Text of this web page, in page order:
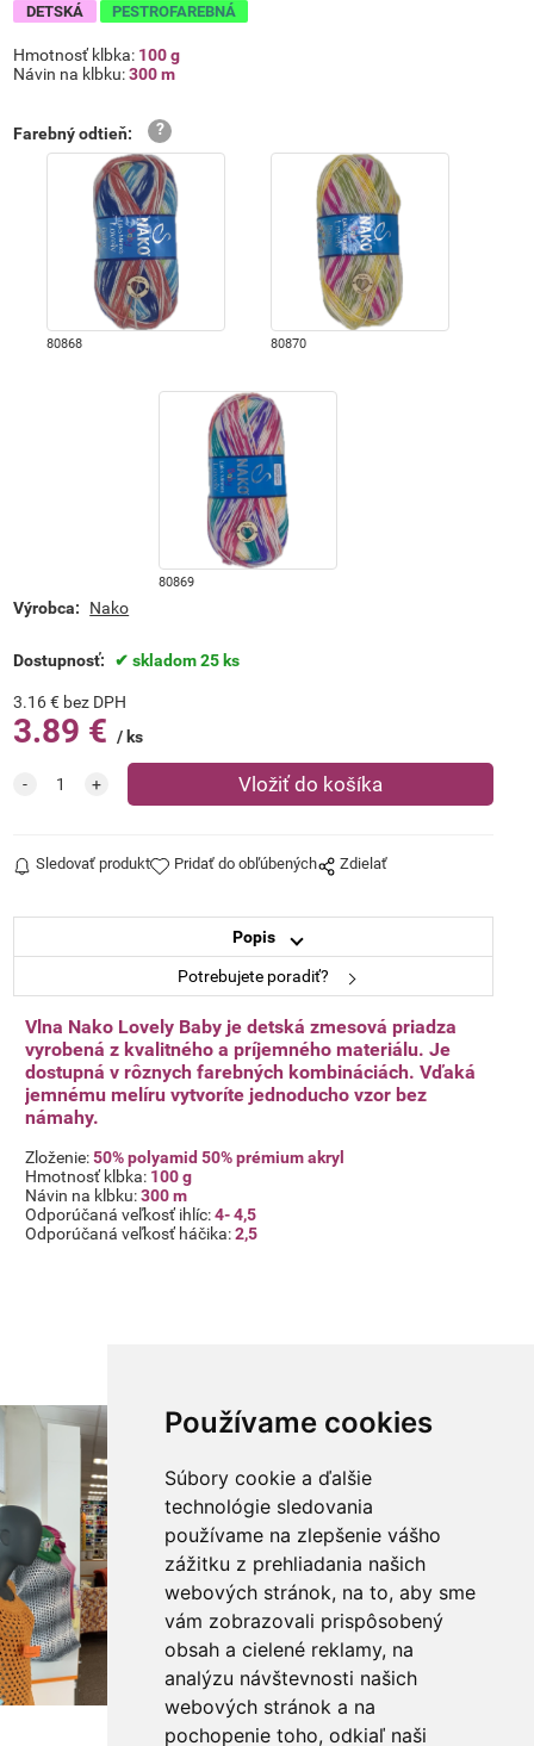
Používame cookies
Súbory cookie a ďalšie
technológie sledovania
používame na zlepšenie vášho
zážitku z prehliadania našich
webových stránok, na to, aby sme
vám zobrazovali prispôsobený
obsah a cielené reklamy, na
analýzu návštevnosti našich
webových stránok a na
pochopenie toho, odkiaľ naši
DETSKÁ PESTROFAREBNÁ
Hmotnosť klbka: 100 g
Návin na klbku:300 m
Farebný odtieň:
80868 80870
80869
Výrobca: Nako
Dostupnosť: skladom 25 ks
3.16€ bez DPH
3.89 € ks
Sledovať produkt Pridať do obľúbených Zdielať
Popis
Potrebujete poradiť?
Vlna Nako Lovely Baby je detská zmesová priadza
vyrobená z kvalitného a príjemného materiálu. Je
dostupná v rôznych farebných kombináciách. Vďaká
jemnému melíru vytvoríte jednoducho vzor bez
námahy.
Zloženie:50% polyamid 50% prémium akryl
Hmotnosť klbka: 100 g
Návin na klbku:300 m
Odporúčaná veľkosť ihlíc:4- 4,5
Odporúčaná veľkosť háčika:2,5